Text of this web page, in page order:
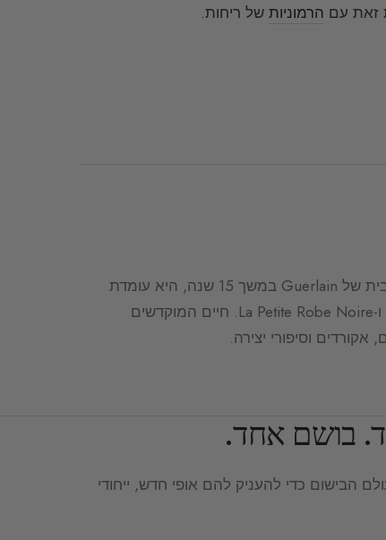
זאת עם הרמוניות של ריחות.
מייסדת Delacourte Paris והמנהלת הקריאטיבית של Guerlain במשך 15 שנה, היא עומדת
מאחורי יותר מ-70 בשמים, בהם Cuir Beluga ו-La Petite Robe Noire. חיים המוקדשים
וסיפורי יצירה.
בושם אחד.
הבישום כדי להעניק להם אופי חדש, ייחודי